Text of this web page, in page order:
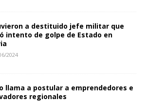
a destituido jefe militar que
intento de golpe de Estado en
2024
llama a postular a emprendedores e
regionales